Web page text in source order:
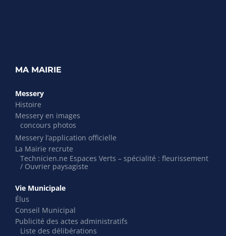
MA MAIRIE
Messery
Histoire
Messery en images
concours photos
Messery l’application officielle
La Mairie recrute
Technicien.ne Espaces Verts – spécialité : fleurissement
/ Ouvrier paysagiste
Vie Municipale
Élus
Conseil Municipal
Publicité des actes administratifs
Liste des délibérations